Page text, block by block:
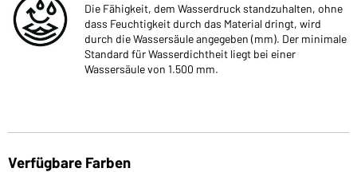
Die Fähigkeit, dem Wasserdruck standzuhalten, ohne
dass Feuchtigkeit durch das Material dringt, wird
durch die Wassersäule angegeben (mm). Der minimale
Standard für Wasserdichtheit liegt bei einer
Wassersäule von 1.500 mm.
Verfügbare Farben